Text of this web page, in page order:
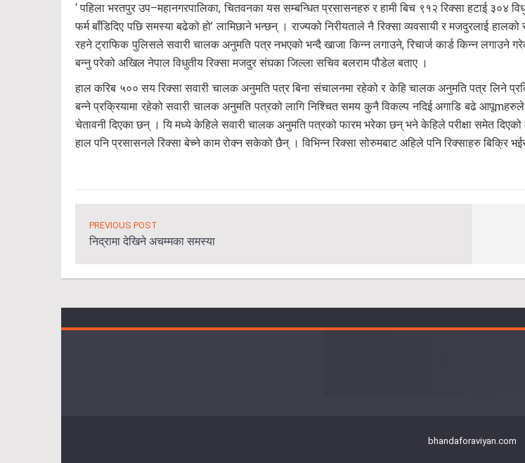
‘ पहिला भरतपुर उप–महानगरपालिका, चितवनका यस सम्बन्धित प्रसासनहरु र हामी बिच ९१२ रिक्सा हटाई ३०४
फर्म बाँडिदिए पछि समस्या बढेको हो’ लामिछाने भन्छन् । राज्यको निरीयताले नै रिक्सा व्यवसायी र मजदुरलाई
रहने ट्राफिक पुलिसले सवारी चालक अनुमति पत्र नभएको भन्दै खाजा किन्न लगाउने, रिचार्ज कार्ड किन्न लगाउने
बन्नु परेको अखिल नेपाल विधुतीय रिक्सा मजदुर संघका जिल्ला सचिव बलराम पौडेल बताए ।
हाल करिब ५०० सय रिक्सा सवारी चालक अनुमति पत्र बिना संचालनमा रहेको र केहि चालक अनुमति पत्र लिने
बन्ने प्रक्रियामा रहेको सवारी चालक अनुमति पत्रको लागि निश्चित समय कुनै विकल्प नदिई अगाडि बढे
चेतावनी दिएका छन् । यि मध्ये केहिले सवारी चालक अनुमति पत्रको फारम भरेका छन् भने केहिले परीक्षा समेत
हाल पनि प्रसासनले रिक्सा बेच्ने काम रोक्न सकेको छैन् । विभिन्न रिक्सा सोरुमबाट अहिले पनि रिक्साहरु बिक्रि
PREVIOUS POST
निद्रामा देखिने अचम्मका समस्या
bhandaforaviyan.com